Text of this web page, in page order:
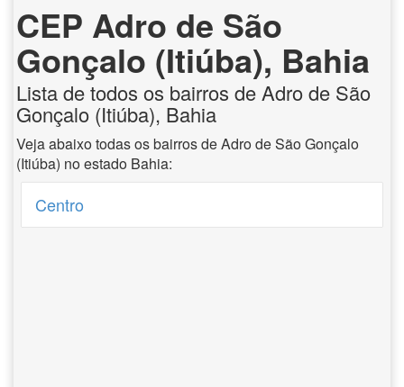
CEP Adro de São
Gonçalo (Itiúba), Bahia
Lista de todos os bairros de Adro de São
Gonçalo (Itiúba), Bahia
Veja abaixo todas os bairros de Adro de São Gonçalo
(Itiúba) no estado Bahia:
Centro